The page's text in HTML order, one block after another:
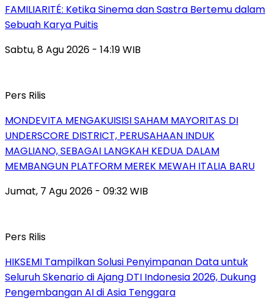
FAMILIARITÉ: Ketika Sinema dan Sastra Bertemu dalam
Sebuah Karya Puitis
Sabtu, 8 Agu 2026 - 14:19 WIB
Pers Rilis
MONDEVITA MENGAKUISISI SAHAM MAYORITAS DI
UNDERSCORE DISTRICT, PERUSAHAAN INDUK
MAGLIANO, SEBAGAI LANGKAH KEDUA DALAM
MEMBANGUN PLATFORM MEREK MEWAH ITALIA BARU
Jumat, 7 Agu 2026 - 09:32 WIB
Pers Rilis
HIKSEMI Tampilkan Solusi Penyimpanan Data untuk
Seluruh Skenario di Ajang DTI Indonesia 2026, Dukung
Pengembangan AI di Asia Tenggara